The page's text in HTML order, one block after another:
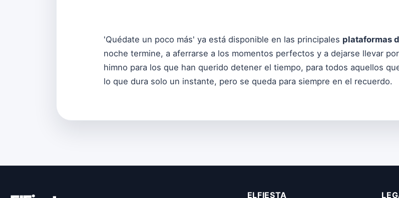
'Quédate un poco más' ya está disponible en las principales plataformas
noche termine, a aferrarse a los momentos perfectos y a dejarse llevar
himno para los que han querido detener el tiempo, para todos aquellos
lo que dura solo un instante, pero se queda para siempre en el recuerdo.
ELFIESTA